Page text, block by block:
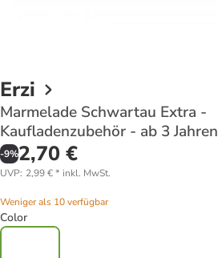
Erzi
Marmelade Schwartau Extra -
Kaufladenzubehör - ab 3 Jahren
-9%2,70 €
UVP: 2,99 €* inkl. MwSt.
Weniger als 10 verfügbar
Color